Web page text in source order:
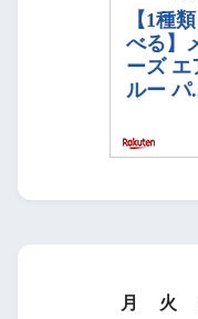
月
火